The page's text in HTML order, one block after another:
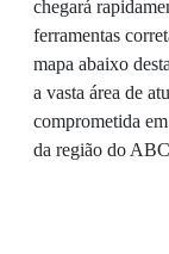
chegará
ferramentas
mapa abaixo
a vasta área de
comprometida
da região do